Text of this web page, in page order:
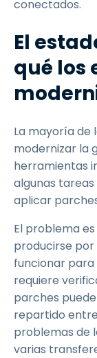
conectados.
El
qué los
La mayoría de
modernizar la
herramientas
algunas
aplicar
El problema
producirse
funcionar
requiere
parches
repartido
problemas de
varias